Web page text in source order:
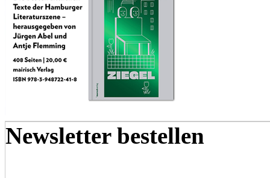
Newsletter bestellen